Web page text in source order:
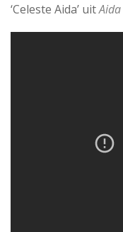
‘Celeste Aida’ uitAida